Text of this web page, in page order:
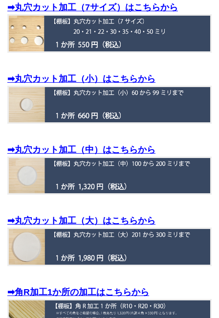
➡丸穴カット加工（7サイズ）はこちらから
➡丸穴カット加工（小）はこちらから
➡丸穴カット加工（中）はこちらから
➡丸穴カット加工（大）はこちらから
➡角R加工1か所の加工はこちらから